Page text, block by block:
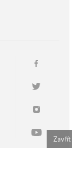
Zavřít